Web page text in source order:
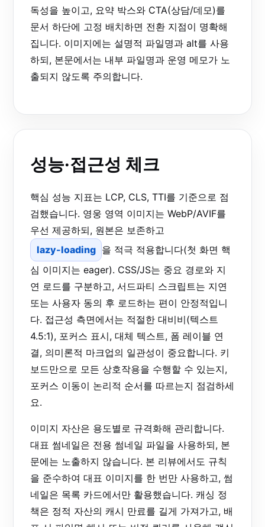
독성을 높이고, 요약 박스와 CTA(상담/데모)를
문서 하단에 고정 배치하면 전환 지점이 명확해
집니다. 이미지에는 설명적 파일명과 alt를 사용
하되, 본문에서는 내부 파일명과 운영 메모가 노
출되지 않도록 주의합니다.
성능·접근성 체크
핵심 성능 지표는 LCP, CLS, TTI를 기준으로 점
검했습니다. 영웅 영역 이미지는 WebP/AVIF를
우선 제공하되, 원본은 보존하고
lazy-loading 을 적극 적용합니다(첫 화면 핵
심 이미지는 eager). CSS/JS는 중요 경로와 지
연 로드를 구분하고, 서드파티 스크립트는 지연
또는 사용자 동의 후 로드하는 편이 안정적입니
다. 접근성 측면에서는 적절한 대비비(텍스트
4.5:1), 포커스 표시, 대체 텍스트, 폼 레이블 연
결, 의미론적 마크업의 일관성이 중요합니다. 키
보드만으로 모든 상호작용을 수행할 수 있는지,
포커스 이동이 논리적 순서를 따르는지 점검하세
요.
이미지 자산은 용도별로 규격화해 관리합니다.
대표 썸네일은 전용 썸네일 파일을 사용하되, 본
문에는 노출하지 않습니다. 본 리뷰에서도 규칙
을 준수하여 대표 이미지를 한 번만 사용하고, 썸
네일은 목록 카드에서만 활용했습니다. 캐싱 정
책은 정적 자산의 캐시 만료를 길게 가져가고, 배